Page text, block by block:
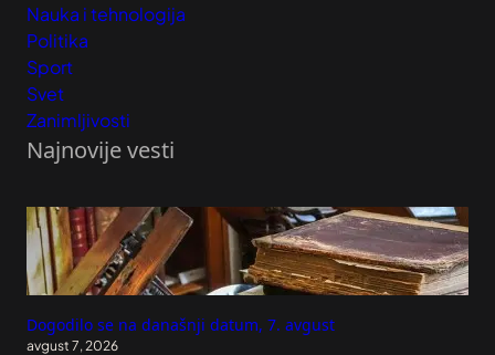
Nauka i tehnologija
Politika
Sport
Svet
Zanimljivosti
Najnovije vesti
Dogodilo se na današnji datum, 7. avgust
avgust 7, 2026